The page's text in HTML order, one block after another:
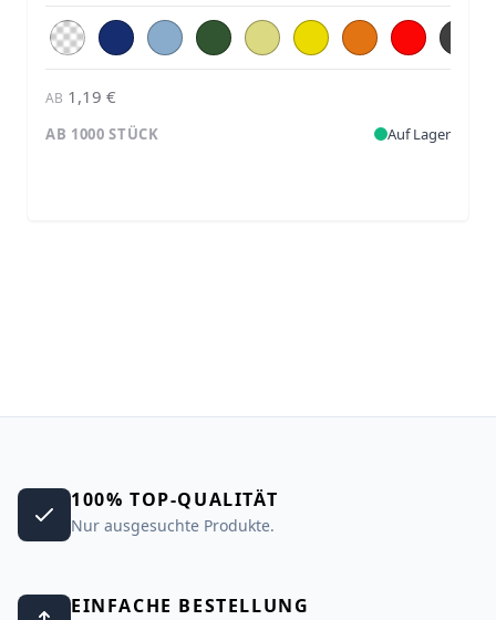
AB 1,19 €
AB 1000 STÜCK Auf Lager
100% TOP-QUALITÄT
Nur ausgesuchte Produkte.
EINFACHE BESTELLUNG